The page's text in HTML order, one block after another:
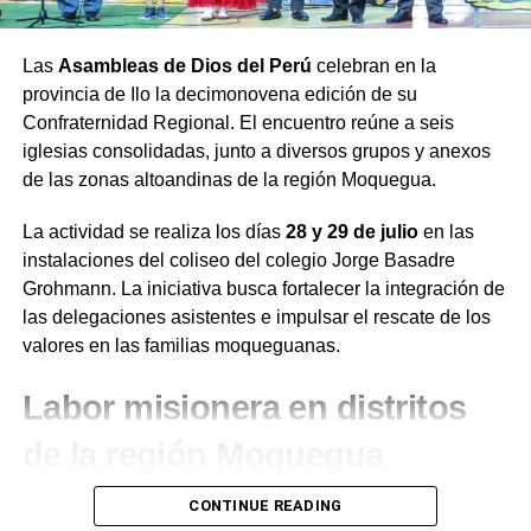
Las Asambleas de Dios del Perú celebran en la
provincia de Ilo la decimonovena edición de su
Confraternidad Regional. El encuentro reúne a seis
iglesias consolidadas, junto a diversos grupos y anexos
de las zonas altoandinas de la región Moquegua.
La actividad se realiza los días 28 y 29 de julioen las
instalaciones del coliseo del colegio Jorge Basadre
Grohmann. La iniciativa busca fortalecer la integración de
las delegaciones asistentes e impulsar el rescate de los
valores en las familias moqueguanas.
Labor misionera en distritos
Durante el desarrollo de la jornada, el presidente de la
CONTINUE READING